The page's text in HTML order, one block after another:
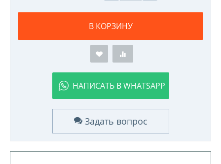
В КОРЗИНУ
НАПИСАТЬ В WHATSAPP
Задать вопрос